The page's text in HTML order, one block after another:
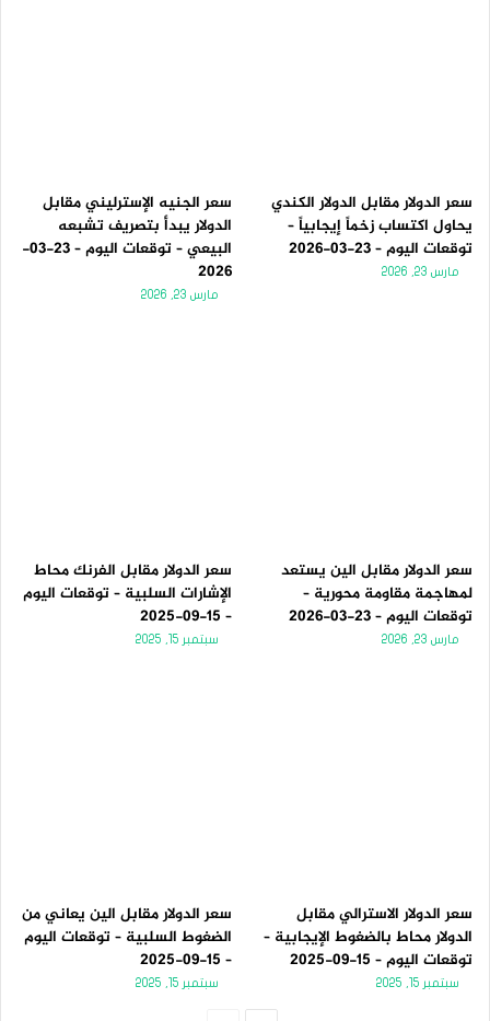
سعر الدولار مقابل الدولار الكندي
يحاول اكتساب زخماً إيجابياً –
توقعات اليوم – 23-03-2026
مارس 23, 2026
سعر الجنيه الإسترليني مقابل
الدولار يبدأ بتصريف تشبعه
البيعي – توقعات اليوم – 23-03-
2026
مارس 23, 2026
سعر الدولار مقابل الين يستعد
لمهاجمة مقاومة محورية –
توقعات اليوم – 23-03-2026
مارس 23, 2026
سعر الدولار مقابل الفرنك محاط
الإشارات السلبية – توقعات اليوم
– 15-09-2025
سبتمبر 15, 2025
سعر الدولار الاسترالي مقابل
الدولار محاط بالضغوط الإيجابية –
توقعات اليوم – 15-09-2025
سبتمبر 15, 2025
سعر الدولار مقابل الين يعاني من
الضغوط السلبية – توقعات اليوم
– 15-09-2025
سبتمبر 15, 2025